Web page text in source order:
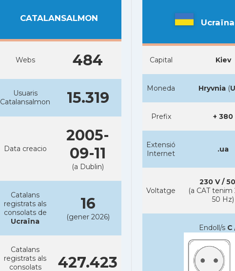
CATALANSALMON
Webs 484
Usuaris
Catalansalmon
15.319
Data creacio
2005-
09-11
(a Dublin)
Catalans
registrats als
consolats de
Ucraïna
16
(gener 2026)
Catalans
registrats als
consolats
427.423
Ucraïna
Capital Kiev
Moneda Hryvnia(
Prefix + 380
Extensió
Internet
.ua
Voltatge
230 V /
(a CAT tenim
50 Hz)
Endoll/s C